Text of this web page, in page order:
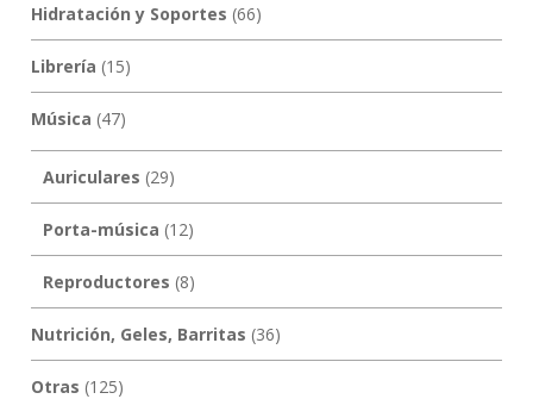
Hidratación y Soportes (66)
Librería (15)
Música (47)
Auriculares (29)
Porta-música (12)
Reproductores (8)
Nutrición, Geles, Barritas (36)
Otras (125)